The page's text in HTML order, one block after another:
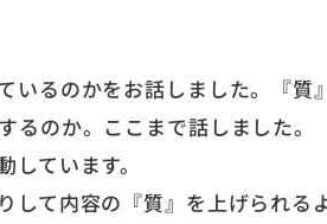
いるのかをお話しました。『質
のか。ここまで話しました。
ています。
て内容の『質』を上げられる